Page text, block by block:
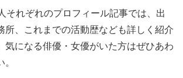
それぞれのプロフィール記事では、出
所、これまでの活動歴なども詳しく紹介
気になる俳優・女優がいた方はぜひあわ